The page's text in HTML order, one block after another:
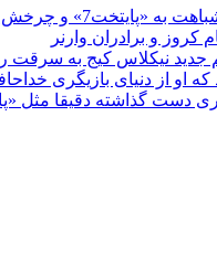
چرخش بر مدار تکرار
او از دنیای بازیگری
دقیقا مثل «پایتخت7» |